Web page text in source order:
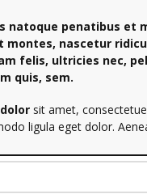
natoque penatibus et
montes, nascetur
felis, ultricies nec,
quis, sem.
dolor sit amet,
ligula eget dolor.